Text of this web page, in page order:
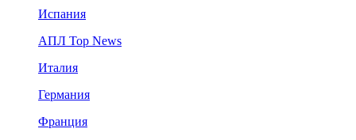
Испания
АПЛ Top News
Италия
Германия
Франция